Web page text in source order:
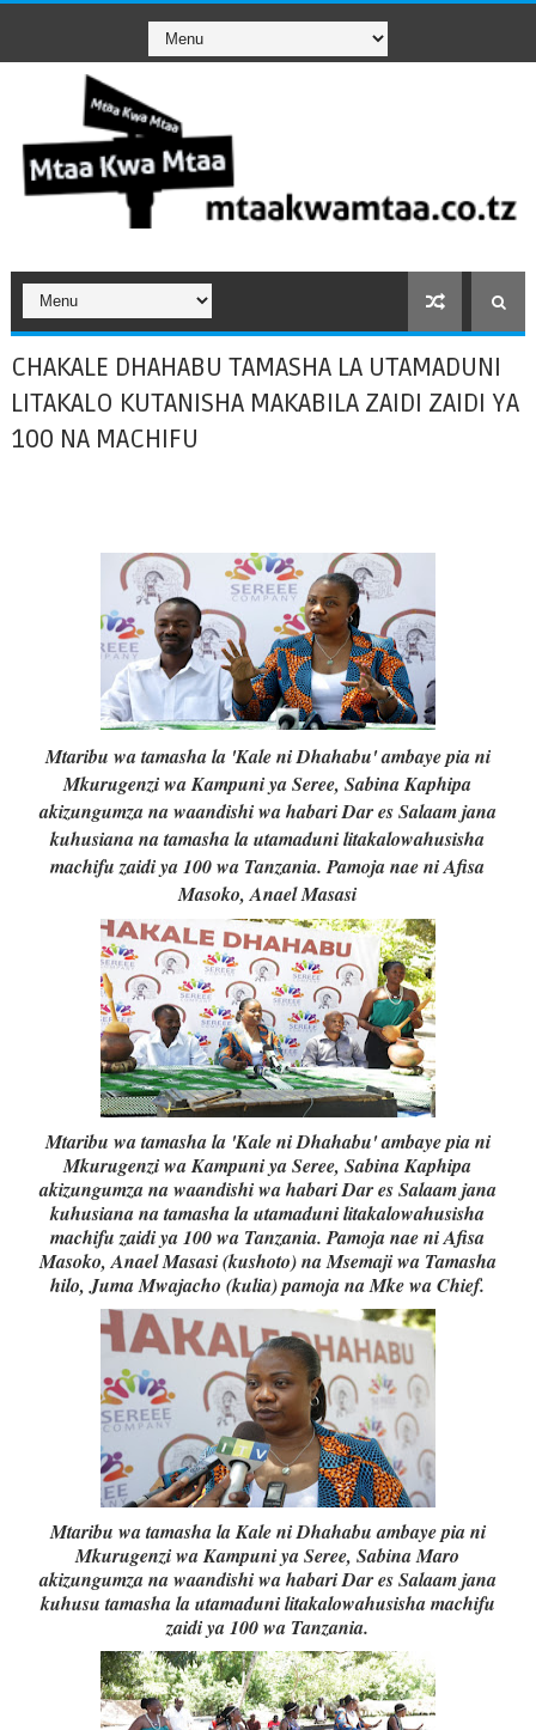
CHAKALE DHAHABU TAMASHA LA UTAMADUNI
LITAKALO KUTANISHA MAKABILA ZAIDI ZAIDI YA
100 NA MACHIFU
Mtaribu wa tamasha la 'Kale ni Dhahabu' ambaye pia ni
Mkurugenzi wa Kampuni ya Seree, Sabina ​Kaphipa
akizungumza na waandishi wa habari Dar es Salaam jana
kuhusiana na tamasha la utamaduni litakalowahusisha
machifu zaidi ya 100 wa Tanzania. Pamoja nae ni Afisa
Masoko, Anael Masasi
Mtaribu wa tamasha la 'Kale ni Dhahabu' ambaye pia ni
Mkurugenzi wa Kampuni ya Seree, Sabina ​Kaphipa
akizungumza na waandishi wa habari Dar es Salaam jana
kuhusiana na tamasha la utamaduni litakalowahusisha
machifu zaidi ya 100 wa Tanzania. Pamoja nae ni Afisa
Masoko, Anael Masasi (kushoto) na Msemaji wa Tamasha
hilo, Juma Mwajacho (kulia) pamoja na Mke wa Chief.
Mtaribu wa tamasha la Kale ni Dhahabu ambaye pia ni
Mkurugenzi wa Kampuni ya Seree, Sabina Maro
akizungumza na waandishi wa habari Dar es Salaam jana
kuhusu tamasha la utamaduni litakalowahusisha machifu
zaidi ya 100 wa Tanzania.